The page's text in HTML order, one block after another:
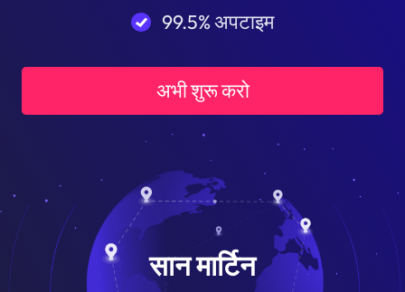
99.5% अपटाइम
अभी शुरू करो
सान मार्टिन